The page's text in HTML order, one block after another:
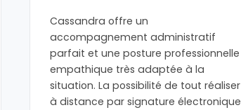
Cassandra offre un
accompagnement administratif
parfait et une posture professionnelle
empathique très adaptée à la
situation. La possibilité de tout réaliser
à distance par signature électronique